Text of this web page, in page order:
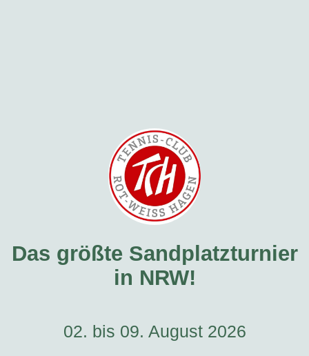
Das größte Sandplatzturnier
in NRW!
02. bis 09. August 2026